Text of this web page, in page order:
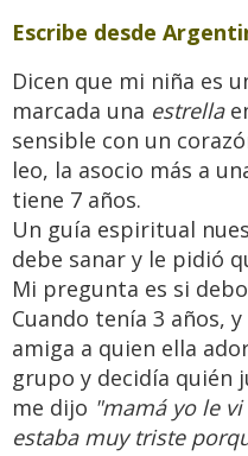
Escribe desde
Dicen que mi niña es
marcada una estrella
sensible con un
leo, la asocio más a
tiene 7 años.
Un guía espiritual
debe sanar y le pidió
Mi pregunta es si
Cuando tenía 3 años,
amiga a quien ella
grupo y decidía quién
me dijo "mamá yo le
estaba muy triste